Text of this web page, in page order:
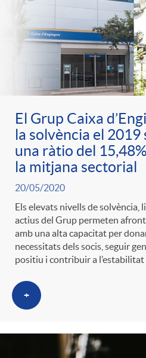
El Grup Caixa
la solvència el
una ràtio del
la mitjana sectorial
20/05/2020
Els elevats nivells de
actius del Grup permeten
amb una alta capacitat per
necessitats dels socis, seguir
positiu i contribuir a l’estabilitat
+